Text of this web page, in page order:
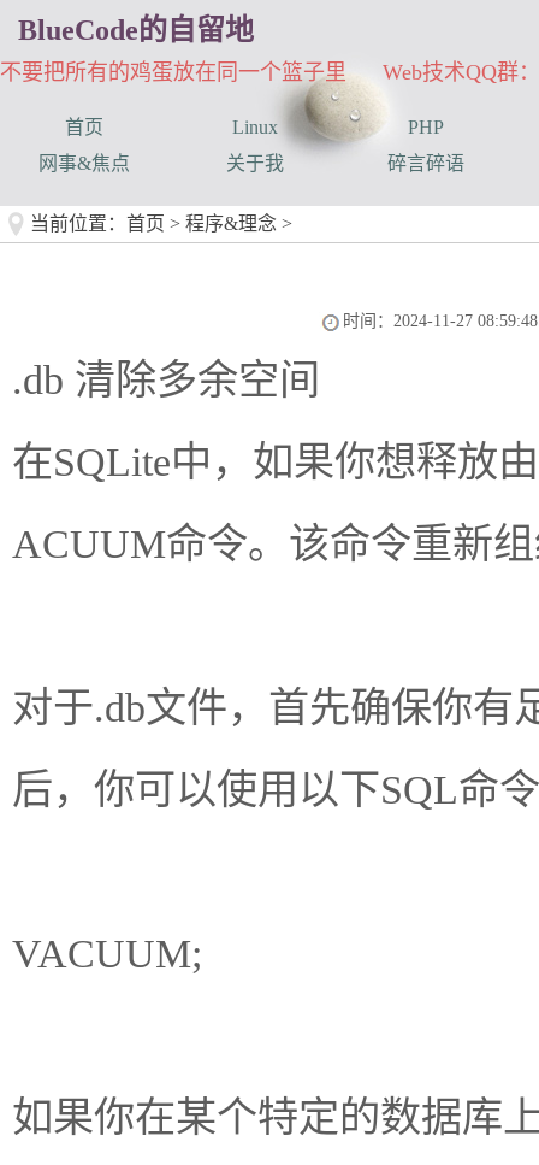
BlueCode的自留地
不要把所有的鸡蛋放在同一个篮子里 Web技术QQ群：
首页 Linux
PHP
网事&焦点
关于我 碎言碎语
当前位置： 首页 > 程序&理念 >
时间：2024-11-27 08:59:48
.db 清除多余空间
在SQLite中，如果你想释放
ACUUM命令。该命令重新
对于.db文件，首先确保你
后，你可以使用以下SQL命
VACUUM;
如果你在某个特定的数据库